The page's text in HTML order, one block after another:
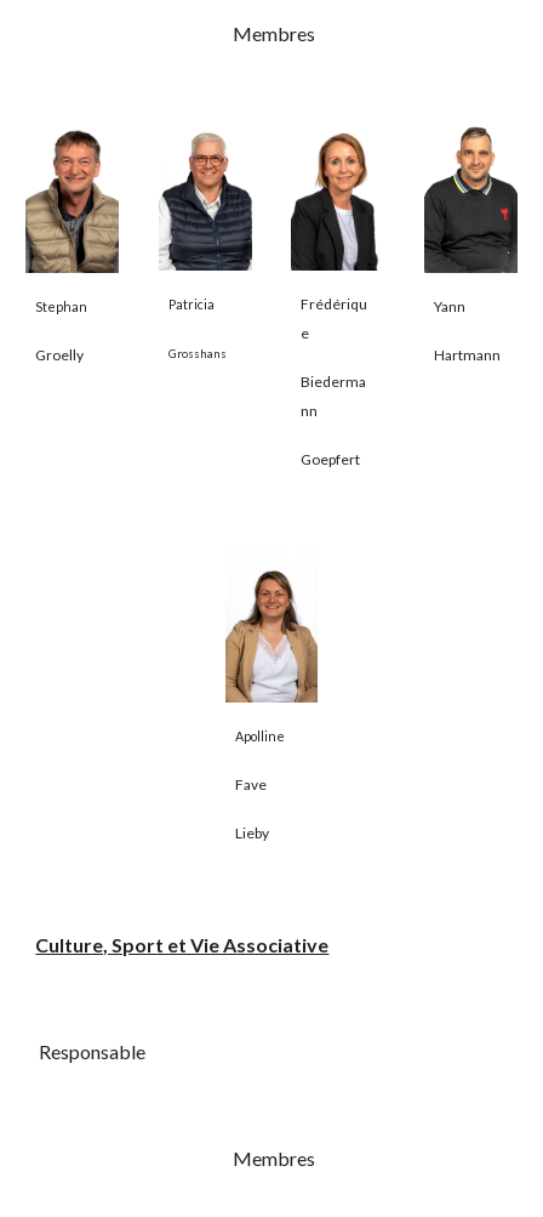
Membres
Stephan
Groelly
Patricia
Grosshans
Frédériqu
e
Biederma
nn
Goepfert
Yann
Hartmann
Apolline
Fave
Lieby
Culture, Sport et Vie Associative
Responsable
Membres